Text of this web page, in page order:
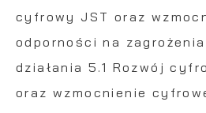
cyfrowy JST oraz
odporności na zagrożenia
działania 5.1 Rozwój
oraz wzmocnienie
Twoich indywidualnych
zgody na funkcjonalne i
cookies gwarantuje
funkcji na stronie.
Analityczne
Analityczne pliki cookies
rozwijać się i dostosowywać
potrzeb.